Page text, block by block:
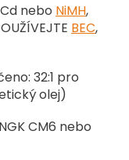
nebo NiMH,
BEC,
32:1 pro
olej)
NGK CM6 nebo